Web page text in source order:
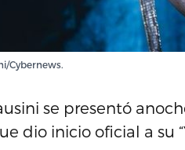
Cybernews.
se presentó
dio inicio oficial a su